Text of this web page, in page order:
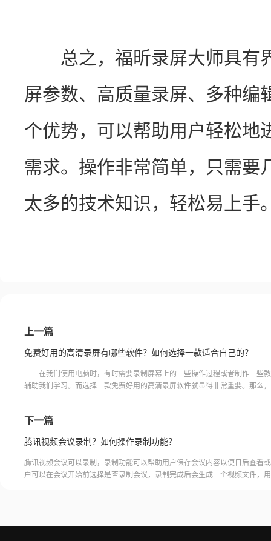
总之，福昕录屏大师具有
屏参数、高质量录屏、多种编
个优势，可以帮助用户轻松地
需求。操作非常简单，只需要
太多的技术知识，轻松易上手
上一篇
免费好用的高清录屏有哪些软件？如何选择一款适合自己的？
在我们使用电脑时，有时需要录制屏幕上的一些操作过程或者制作一些
辅助我们学习。而选择一款免费好用的高清录屏软件就显得非常重要。那么
下一篇
腾讯视频会议录制？如何操作录制功能？
腾讯视频会议可以录制，录制功能可以帮助用户保存会议内容以便日后查看
户可以在会议开始前选择是否录制会议，录制完成后会生成一个视频文件，